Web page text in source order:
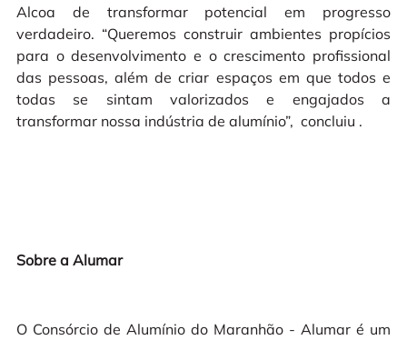
Alcoa de transformar potencial em progresso
verdadeiro. “Queremos construir ambientes propícios
para o desenvolvimento e o crescimento profissional
das pessoas, além de criar espaços em que todos e
todas se sintam valorizados e engajados a
transformar nossa indústria de alumínio”, concluiu .
Sobre a Alumar
O Consórcio de Alumínio do Maranhão - Alumar é um